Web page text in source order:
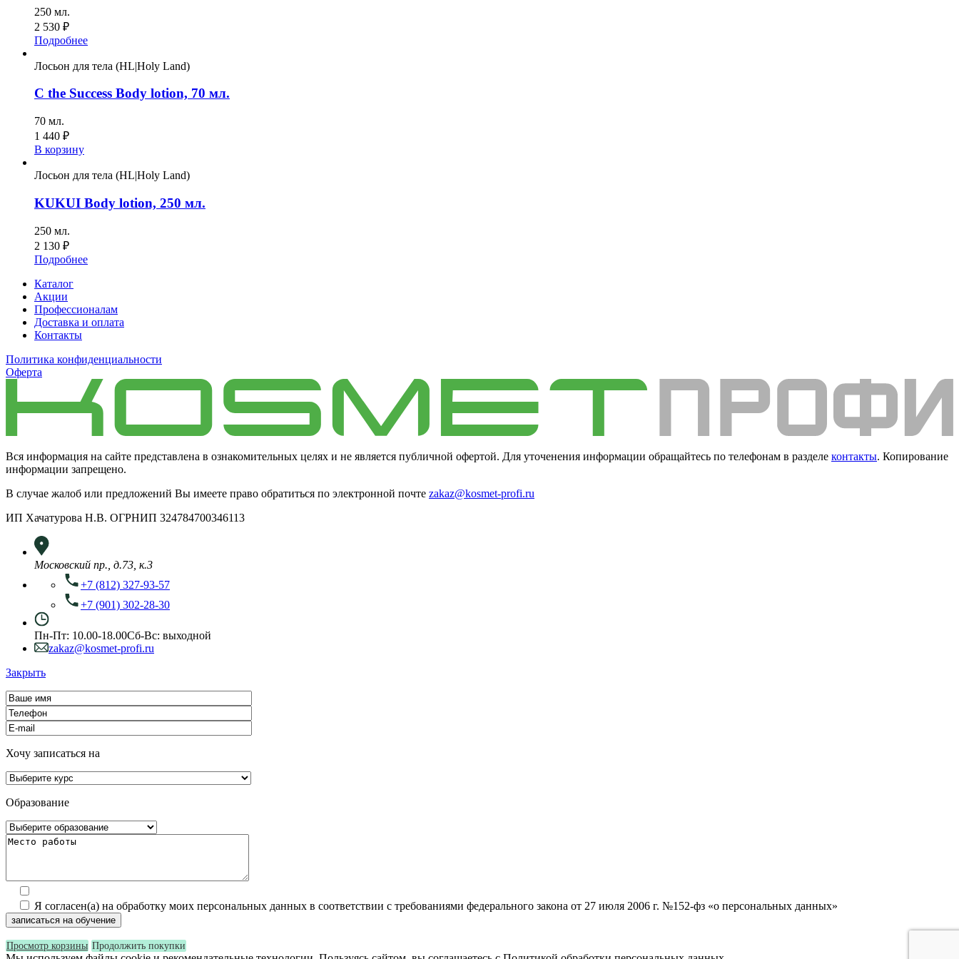
250 мл.
2 530 ₽
Подробнее
Лосьон для тела (HL|Holy Land)
C the Success Body lotion, 70 мл.
70 мл.
1 440 ₽
В корзину
Лосьон для тела (HL|Holy Land)
KUKUI Body lotion, 250 мл.
250 мл.
2 130 ₽
Подробнее
Каталог
Акции
Профессионалам
Доставка и оплата
Контакты
Политика конфиденциальности
Оферта
Вся информация на сайте представлена в ознакомительных целях и не является публичной офертой. Для уточенения информации обращайтесь по телефонам в разделе контакты. Копирование
информации запрещено.
В случае жалоб или предложений Вы имеете право обратиться по электронной почте zakaz@kosmet-profi.ru
ИП Хачатурова Н.В. ОГРНИП 324784700346113
Московский пр., д.73, к.3
+7 (812) 327-93-57
+7 (901) 302-28-30
Пн-Пт: 10.00-18.00Сб-Вс: выходной
zakaz@kosmet-profi.ru
Закрыть
Хочу записаться на
Образование
Я согласен(а) на обработку моих персональных данных в соответствии с требованиями федерального закона от 27 июля 2006 г. №152-фз «о персональных данных»
Просмотр корзины Продолжить покупки